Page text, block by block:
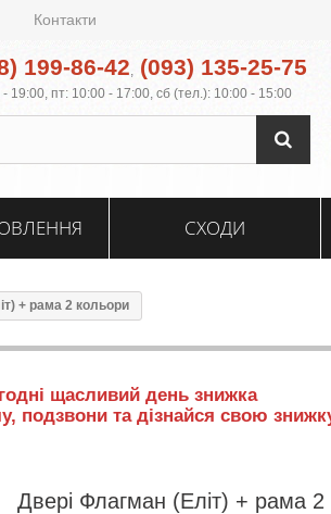
Контакти
199-86-42, (093) 135-25-75
19:00, пт: 10:00 - 17:00, сб (тел.): 10:00 - 15:00
СХОДИ
+ рама 2 кольори
щасливий день знижка
подзвони та дізнайся свою
Двері Флагман (Еліт) + рама 2